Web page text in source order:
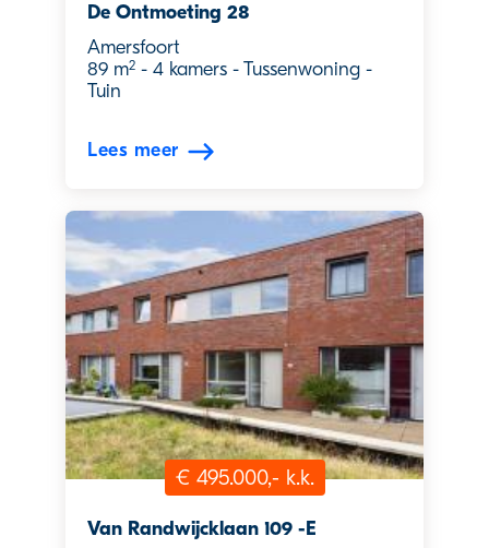
De Ontmoeting 28
Amersfoort
89 m2 - 4 kamers -Tussenwoning -
Tuin
Lees meer
€ 495.000,- k.k.
Van Randwijcklaan 109 -E